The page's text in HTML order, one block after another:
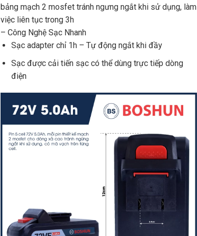
bảng mạch 2 mosfet tránh ngưng ngắt khi sử dụng, làm
việc liên tục trong 3h
– Công Nghệ Sạc Nhanh
Sạc adapter chỉ 1h – Tự động ngắt khi đầy
Sạc được cải tiến sạc có thể dùng trực tiếp dòng
điện